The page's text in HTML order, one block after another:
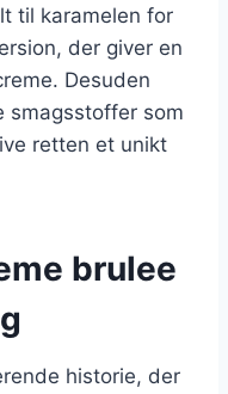
til karamelen for
der giver en
Desuden
smagsstoffer som
retten et unikt
brulee
historie, der